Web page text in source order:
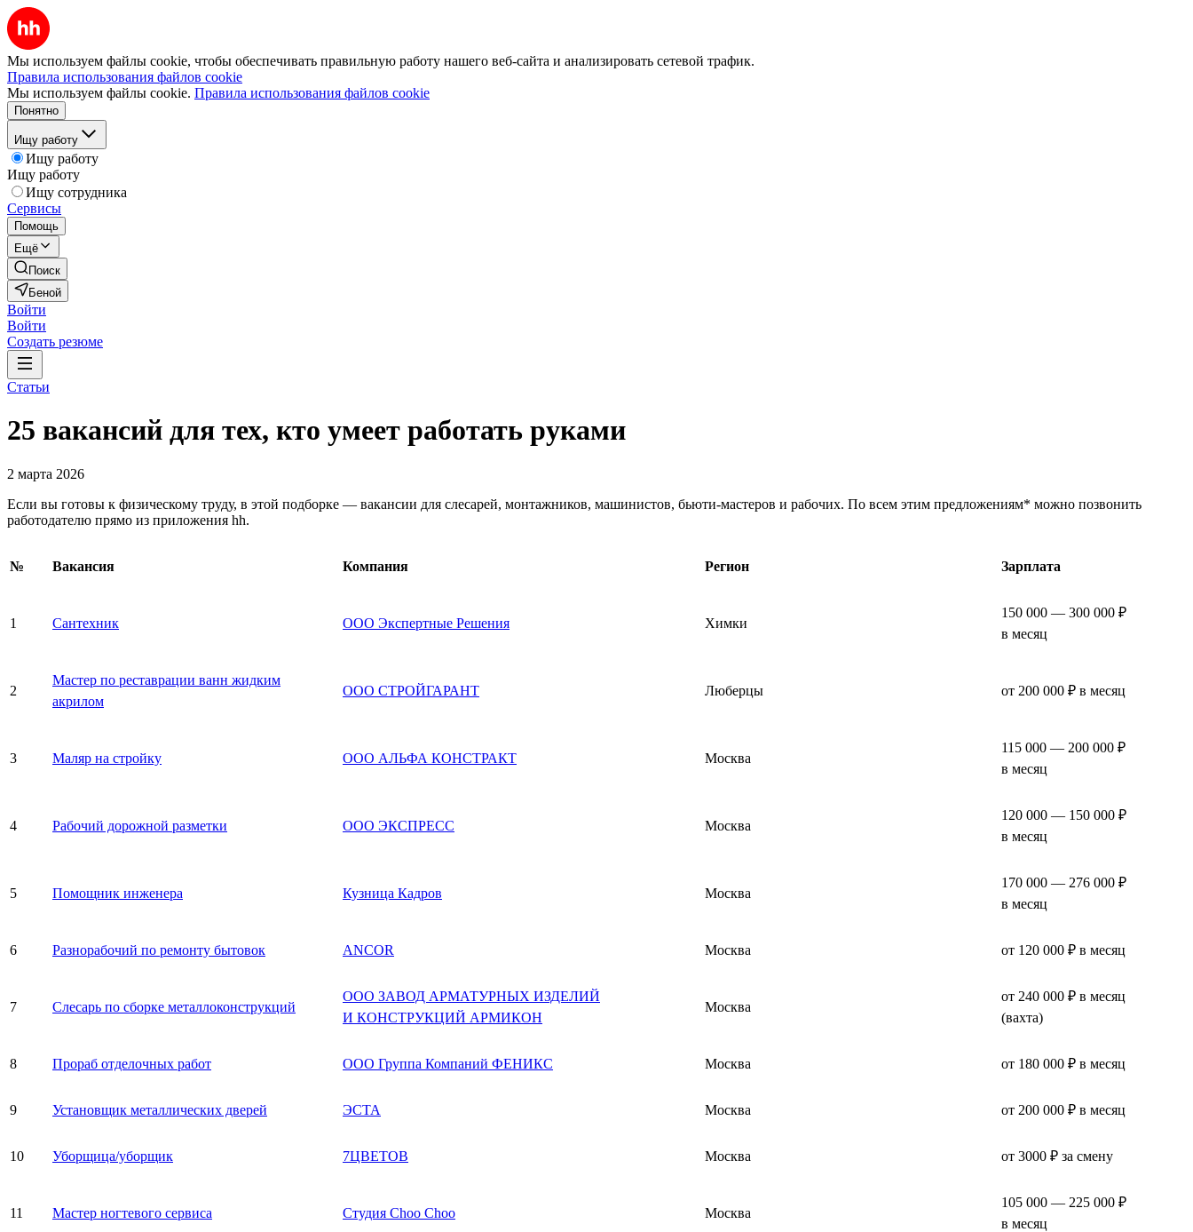
Мы используем файлы cookie, чтобы обеспечивать правильную работу нашего веб-сайта и анализировать сетевой трафик.
Правила использования файлов cookie
Мы используем файлы cookie. Правила использования файлов cookie
Понятно
Ищу работу
Ищу работу
Ищу работу
Ищу сотрудника
Сервисы
Помощь
Ещё
Поиск
Беной
Войти
Войти
Создать резюме
Статьи
25 вакансий для тех, кто умеет работать руками
2 марта 2026
Если вы готовы к физическому труду, в этой подборке — вакансии для слесарей, монтажников, машинистов, бьюти-мастеров и рабочих. По всем этим предложениям* можно позвонить
работодателю прямо из приложения hh.
№ Вакансия Компания Регион Зарплата
1 Сантехник ООО Экспертные Решения Химки
150 000 — 300 000 ₽
в месяц
2
Мастер по реставрации ванн жидким
акрилом
ООО СТРОЙГАРАНТ Люберцы от 200 000 ₽ в месяц
3 Маляр на стройку ООО АЛЬФА КОНСТРАКТ Москва
115 000 — 200 000 ₽
в месяц
4 Рабочий дорожной разметки ООО ЭКСПРЕСС Москва
120 000 — 150 000 ₽
в месяц
5 Помощник инженера Кузница Кадров Москва
170 000 — 276 000 ₽
в месяц
6 Разнорабочий по ремонту бытовок ANCOR Москва от 120 000 ₽ в месяц
7 Слесарь по сборке металлоконструкций
ООО ЗАВОД АРМАТУРНЫХ ИЗДЕЛИЙ
И КОНСТРУКЦИЙ АРМИКОН
Москва
от 240 000 ₽ в месяц
(вахта)
8 Прораб отделочных работ ООО Группа Компаний ФЕНИКС Москва от 180 000 ₽ в месяц
9 Установщик металлических дверей ЭСТА Москва от 200 000 ₽ в месяц
10 Уборщица/уборщик 7ЦВЕТОВ Москва от 3000 ₽ за смену
11 Мастер ногтевого сервиса Студия Choo Choo Москва
105 000 — 225 000 ₽
в месяц